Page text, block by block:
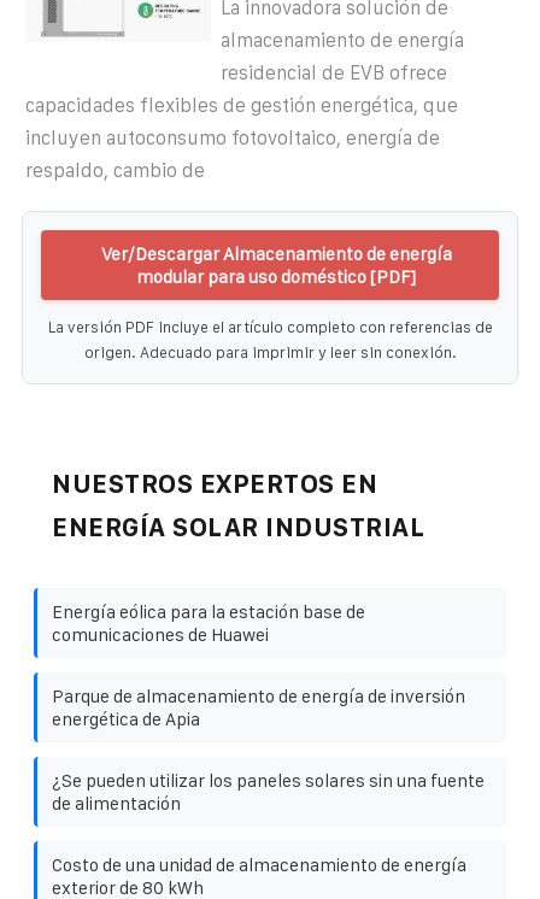
La innovadora solución de
almacenamiento de energía
residencial de EVB ofrece
capacidades flexibles de gestión energética, que
incluyen autoconsumo fotovoltaico, energía de
respaldo, cambio de
Ver/Descargar Almacenamiento de energía
modular para uso doméstico [PDF]
La versión PDF incluye el artículo completo con referencias de
origen. Adecuado para imprimir y leer sin conexión.
NUESTROS EXPERTOS EN
ENERGÍA SOLAR INDUSTRIAL
Energía eólica para la estación base de
comunicaciones de Huawei
Parque de almacenamiento de energía de inversión
energética de Apia
¿Se pueden utilizar los paneles solares sin una fuente
de alimentación
Costo de una unidad de almacenamiento de energía
exterior de 80 kWh